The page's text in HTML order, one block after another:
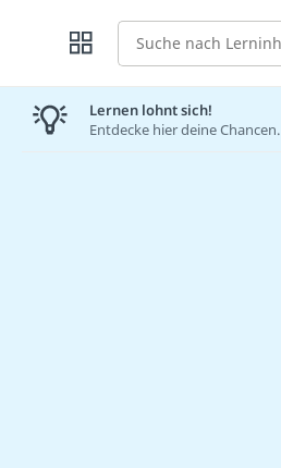
Suche
Lernen lohnt sich!
Entdecke hier deine Chancen.